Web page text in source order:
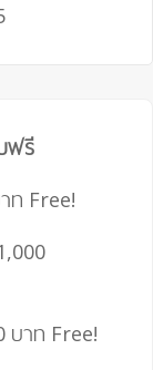
ฟรี
ท Free!
บาท Free!